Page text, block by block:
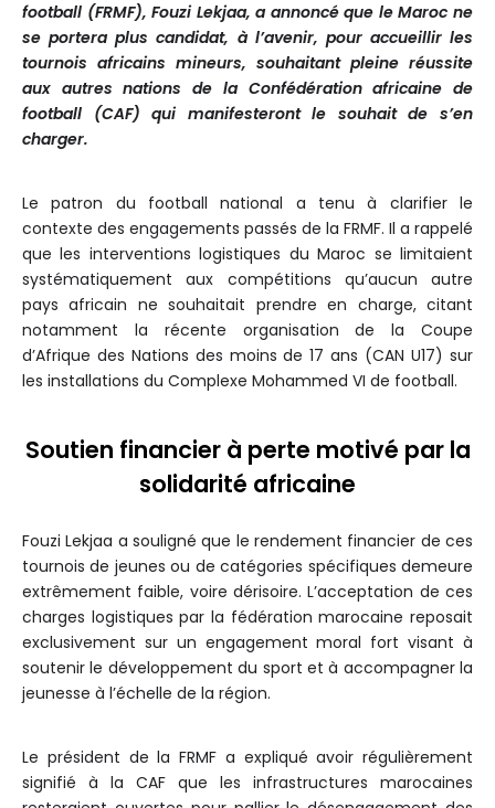
football (FRMF), Fouzi Lekjaa, a annoncé que le Maroc ne
se portera plus candidat, à l’avenir, pour accueillir les
tournois africains mineurs, souhaitant pleine réussite
aux autres nations de la Confédération africaine de
football (CAF) qui manifesteront le souhait de s’en
charger.
Le patron du football national a tenu à clarifier le
contexte des engagements passés de la FRMF. Il a rappelé
que les interventions logistiques du Maroc se limitaient
systématiquement aux compétitions qu’aucun autre
pays africain ne souhaitait prendre en charge, citant
notamment la récente organisation de la Coupe
d’Afrique des Nations des moins de 17 ans (CAN U17) sur
les installations du Complexe Mohammed VI de football.
Soutien financier à perte motivé par la
solidarité africaine
Fouzi Lekjaa a souligné que le rendement financier de ces
tournois de jeunes ou de catégories spécifiques demeure
extrêmement faible, voire dérisoire. L’acceptation de ces
charges logistiques par la fédération marocaine reposait
exclusivement sur un engagement moral fort visant à
soutenir le développement du sport et à accompagner la
jeunesse à l’échelle de la région.
Le président de la FRMF a expliqué avoir régulièrement
signifié à la CAF que les infrastructures marocaines